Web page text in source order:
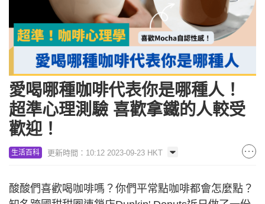
愛喝哪種咖啡代表你是哪種人！
超準心理測驗 喜歡拿鐵的人較受
歡迎！
生活百科 更新時間：10:12 2023-09-23 HKT
酸酸們喜歡喝咖啡嗎？你們平常點咖啡都會怎麼點？